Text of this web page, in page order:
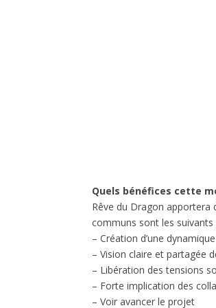
Quels bénéfices cette
Rêve du Dragon
communs sont les suivants
– Création d’une
– Vision claire et partagée
– Libération des tensions
– Forte implication des
– Voir avancer le projet